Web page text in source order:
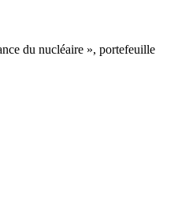
du nucléaire », portefeuille